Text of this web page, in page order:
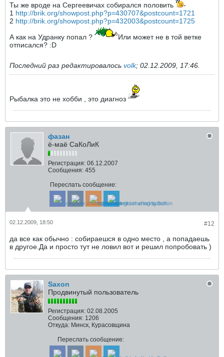
Ты же вроде на Сергеевичах собирался половить
-
1 http://brik.org/showpost.php?p=430707&postcount=1721
2 http://brik.org/showpost.php?p=432003&postcount=1725
А как на Удранку попал ?
Или может не в той ветке
отписался? :D
Последний раз редактировалось volk; 02.12.2009, 17:46
Рыбалка это не хобби , это диагноз
фазан
ё-маё СаКоЛиК
Регистрация: 06.12.2007
Сообщения: 455
Переслать сообщение:
#12
02.12.2009, 18:50
да все как обычно : собираешся в одно место , а попадаешь
в другое.Да и просто тут не ловил вот и решил попробовать )
Saxon
Продвинутый пользователь
Регистрация: 02.08.2005
Сообщения: 1206
Откуда: Минск, Курасовщина
Переслать сообщение: